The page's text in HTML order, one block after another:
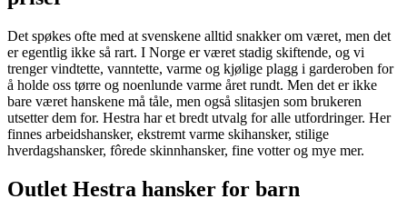
Det spøkes ofte med at svenskene alltid snakker om været, men det
er egentlig ikke så rart. I Norge er været stadig skiftende, og vi
trenger vindtette, vanntette, varme og kjølige plagg i garderoben for
å holde oss tørre og noenlunde varme året rundt. Men det er ikke
bare været hanskene må tåle, men også slitasjen som brukeren
utsetter dem for. Hestra har et bredt utvalg for alle utfordringer. Her
finnes arbeidshansker, ekstremt varme skihansker, stilige
hverdagshansker, fôrede skinnhansker, fine votter og mye mer.
Outlet Hestra hansker for barn